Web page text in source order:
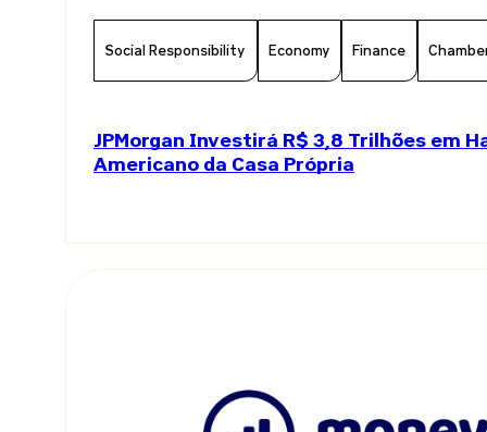
Social Responsibility Economy Finance
JPMorgan Investirá R$ 3,8 Trilhões em
Americano da Casa Própria